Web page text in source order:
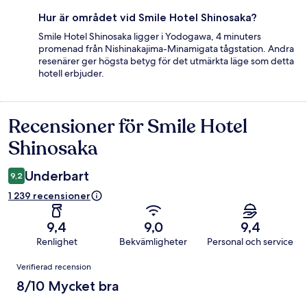
Hur är området vid Smile Hotel Shinosaka?
Smile Hotel Shinosaka ligger i Yodogawa, 4 minuters
promenad från Nishinakajima-Minamigata tågstation. Andra
resenärer ger högsta betyg för det utmärkta läge som detta
hotell erbjuder.
Recensioner
Recensioner för Smile Hotel
Shinosaka
9,2 Underbart
1 239 recensioner
9,4
Renlighet
9,0
Bekvämligheter
9,4
Personal och service
Recensioner
Verifierad recension
8/10 Mycket bra